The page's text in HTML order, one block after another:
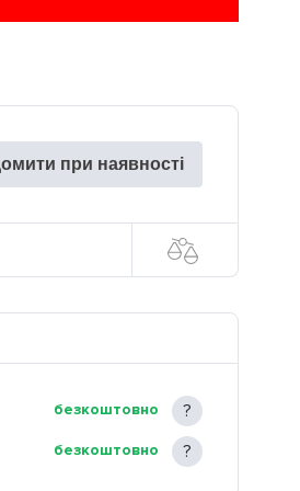
при наявності
безкоштовно
безкоштовно